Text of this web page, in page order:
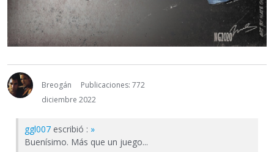
Breogán
Publicaciones: 772
diciembre 2022
ggl007 escribió : »
Buenísimo. Más que un juego...